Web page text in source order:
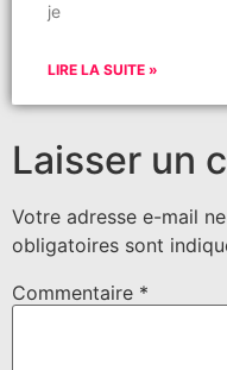
je
LIRE LA SUITE »
Laisser un
Votre adresse e-mail
obligatoires sont
Commentaire *